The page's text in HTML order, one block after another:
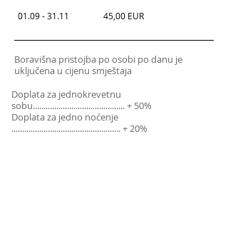
01.09 - 31.11
42,00 EUR
45,00 EUR
Boravišna pristojba po osobi po danu je
uključena u cijenu smještaja
Doplata za jednokrevetnu
sobu........................................... + 50%
Doplata za jedno noćenje
................................................... + 20%